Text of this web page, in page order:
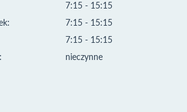
7:15 - 15:15
7:15 - 15:15
7:15 - 15:15
nieczynne